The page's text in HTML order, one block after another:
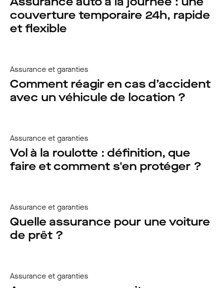
couverture temporaire 24h, rapide
et flexible
Assurance et garanties
Comment réagir en cas d’accident
avec un véhicule de location ?
Assurance et garanties
Vol à la roulotte : définition, que
faire et comment s'en protéger ?
Assurance et garanties
Quelle assurance pour une voiture
de prêt ?
Assurance et garanties